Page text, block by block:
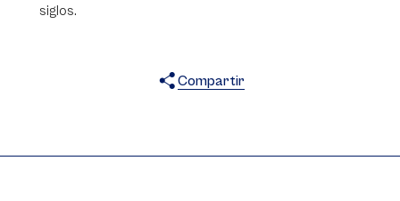
siglos.
Compartir